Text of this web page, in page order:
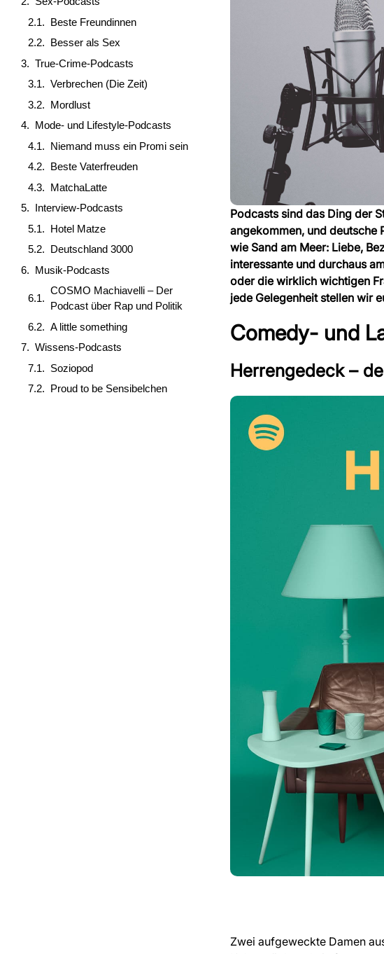
Beste Freundinnen
Besser als Sex
True-Crime-Podcasts
Verbrechen (Die Zeit)
Mordlust
Mode- und Lifestyle-Podcasts
Niemand muss ein Promi sein
Beste Vaterfreuden
MatchaLatte
Interview-Podcasts
Hotel Matze
Deutschland 3000
Musik-Podcasts
COSMO Machiavelli – Der
Podcast über Rap und Politik
A little something
Wissens-Podcasts
Soziopod
Proud to be Sensibelchen
Podcasts sind das Ding der
angekommen, und deutsche
wie Sand am Meer: Liebe,
interessante und durchaus
oder die wirklich wichtigen
jede Gelegenheit stellen wir
Comedy- und
Herrengedeck –
Zwei aufgeweckte Damen